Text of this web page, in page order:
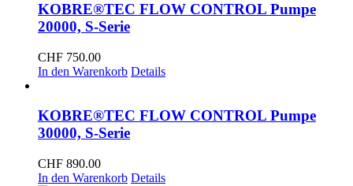
KOBRE®TEC FLOW CONTROL Pumpe
20000, S-Serie
CHF 750.00
In den Warenkorb Details
KOBRE®TEC FLOW CONTROL Pumpe
30000, S-Serie
CHF 890.00
In den Warenkorb Details